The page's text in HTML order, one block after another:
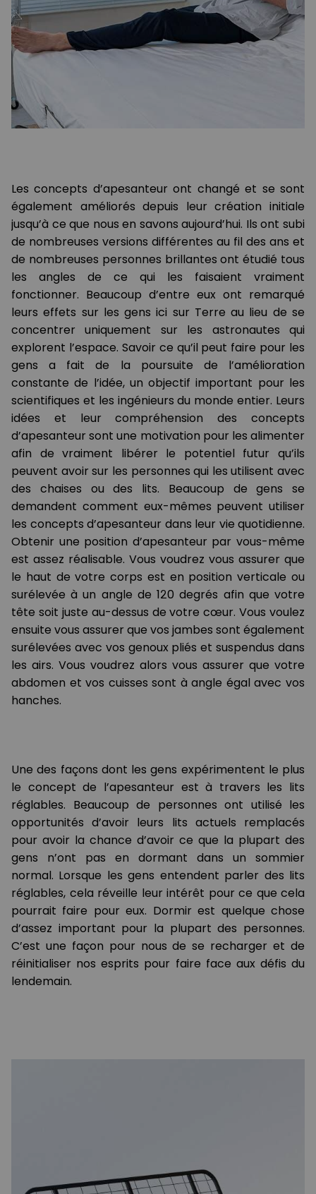
Les concepts d’apesanteur ont changé et se sont
également améliorés depuis leur création initiale
jusqu’à ce que nous en savons aujourd’hui. Ils ont subi
de nombreuses versions différentes au fil des ans et
de nombreuses personnes brillantes ont étudié tous
les angles de ce qui les faisaient vraiment
fonctionner. Beaucoup d’entre eux ont remarqué
leurs effets sur les gens ici sur Terre au lieu de se
concentrer uniquement sur les astronautes qui
explorent l’espace. Savoir ce qu’il peut faire pour les
gens a fait de la poursuite de l’amélioration
constante de l’idée, un objectif important pour les
scientifiques et les ingénieurs du monde entier. Leurs
idées et leur compréhension des concepts
d’apesanteur sont une motivation pour les alimenter
afin de vraiment libérer le potentiel futur qu’ils
peuvent avoir sur les personnes qui les utilisent avec
des chaises ou des lits. Beaucoup de gens se
demandent comment eux-mêmes peuvent utiliser
les concepts d’apesanteur dans leur vie quotidienne.
Obtenir une position d’apesanteur par vous-même
est assez réalisable. Vous voudrez vous assurer que
le haut de votre corps est en position verticale ou
surélevée à un angle de 120 degrés afin que votre
tête soit juste au-dessus de votre cœur. Vous voulez
ensuite vous assurer que vos jambes sont également
surélevées avec vos genoux pliés et suspendus dans
les airs. Vous voudrez alors vous assurer que votre
abdomen et vos cuisses sont à angle égal avec vos
hanches.
Une des façons dont les gens expérimentent le plus
le concept de l’apesanteur est à travers les lits
réglables. Beaucoup de personnes ont utilisé les
opportunités d’avoir leurs lits actuels remplacés
pour avoir la chance d’avoir ce que la plupart des
gens n’ont pas en dormant dans un sommier
normal. Lorsque les gens entendent parler des lits
réglables, cela réveille leur intérêt pour ce que cela
pourrait faire pour eux. Dormir est quelque chose
d’assez important pour la plupart des personnes.
C’est une façon pour nous de se recharger et de
réinitialiser nos esprits pour faire face aux défis du
lendemain.